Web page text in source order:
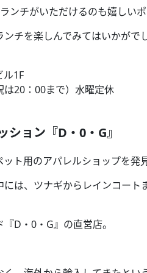
ンチがいただけるのも嬉しいポ
チを楽しんでみてはいかがで
ル1F
は20 ： 00まで）水曜定休
ション『D ・ 0 ・ G』
ト用のアパレルショップを発
は、ツナギからレインコート
『D ・ 0 ・ G』の直営店。